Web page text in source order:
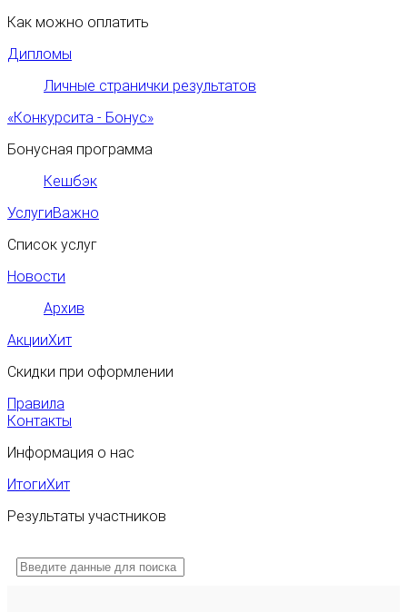
Как можно оплатить
Дипломы
Личные странички результатов
«Конкурсита - Бонус»
Бонусная программа
Кешбэк
УслугиВажно
Список услуг
Новости
Архив
АкцииХит
Скидки при оформлении
Правила
Контакты
Информация о нас
ИтогиХит
Результаты участников